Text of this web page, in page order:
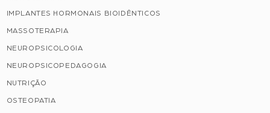
IMPLANTES HORMONAIS BIOIDÊNTICOS
MASSOTERAPIA
NEUROPSICOLOGIA
NEUROPSICOPEDAGOGIA
NUTRIÇÃO
OSTEOPATIA